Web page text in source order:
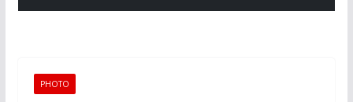
PHOTO